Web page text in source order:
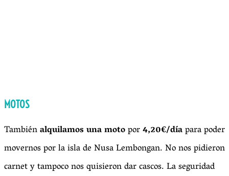
MOTOS
Tambiénalquilamos una motopor4,20€/díapara poder
movernos por la isla de Nusa Lembongan. No nos pidieron
carnet y tampoco nos quisieron dar cascos. La seguridad